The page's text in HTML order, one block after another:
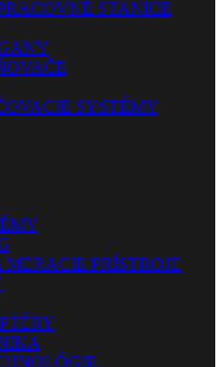
STANICE
SYSTÉMY
PRÍSTROJE